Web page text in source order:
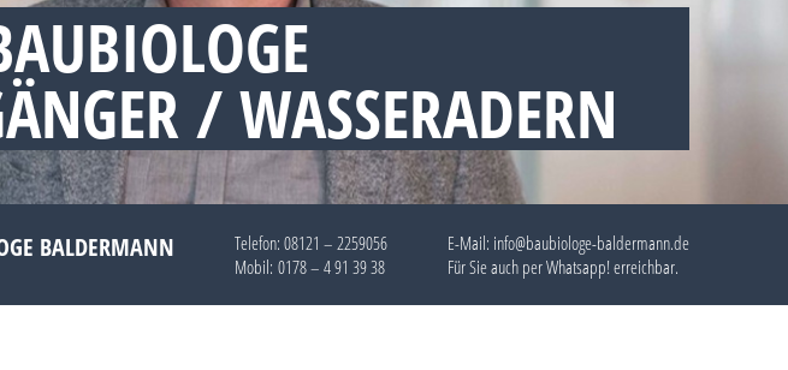
/ WASSERADERN
BALDERMANN Telefon: 08121 – 2259056
Mobil: 0178 – 4 91 39 38
E-Mail: info@baubiologe-baldermann.de
Für Sie auch perWhatsapp!erreichbar.